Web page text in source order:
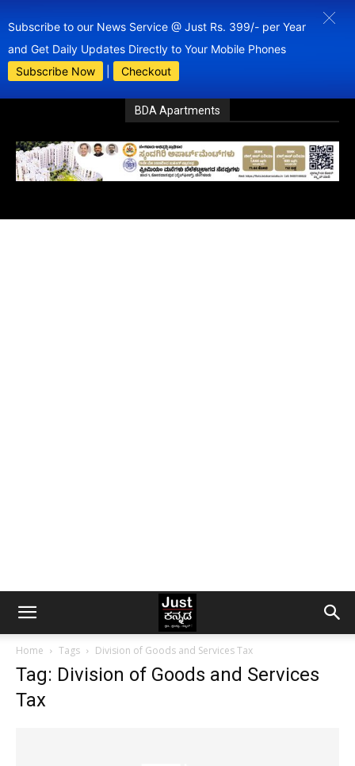
Subscribe to our News Service @ Just Rs. 399/- per Year
and Get Daily Updates Directly to Your Mobile Phones
Subscribe Now
Checkout
BDA Apartments
Home Tags Division of Goods and Services Tax
Tag: Division of Goods and Services
Tax